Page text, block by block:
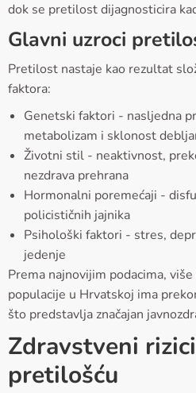
dok se pretilost dijagnosticira
Glavni uzroci
Pretilost nastaje kao rezultat
faktora:
Genetski faktori - nasljedna
metabolizam i sklonost
Životni stil - neaktivnost,
nezdrava prehrana
Hormonalni poremećaji -
policističnih jajnika
Psihološki faktori - stres,
jedenje
Prema najnovijim podacima,
populacije u Hrvatskoj ima
što predstavlja značajan
Zdravstveni
pretilošću